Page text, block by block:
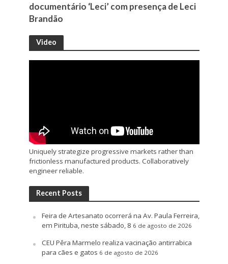
documentário ‘Leci’ com presença de Leci
Brandão
Video
Uniquely strategize progressive markets rather than
frictionless manufactured products. Collaboratively
engineer reliable.
Recent Posts
Feira de Artesanato ocorrerá na Av. Paula Ferreira,
em Pirituba, neste sábado, 8 6 de agosto de 2026
CEU Pêra Marmelo realiza vacinação antirrabica
para cães e gatos 6 de agosto de 2026